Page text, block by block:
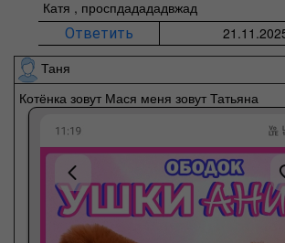
Катя , проспдадададвжад
Ответить
Таня
Котёнка зовут Мася меня зовут Татьяна